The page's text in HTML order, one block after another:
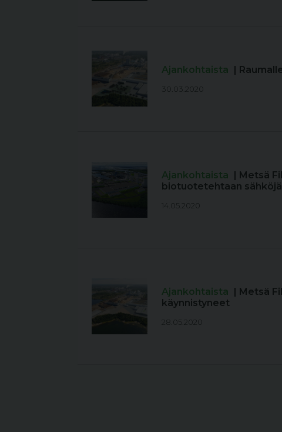
Ajankohtaista |
30.03.2020
Ajankohtaista | Metsä
biotuotetehtaan
14.05.2020
Ajankohtaista | Metsä
käynnistyneet
28.05.2020